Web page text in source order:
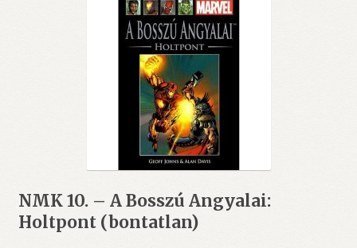
NMK 10. – A Bosszú Angyalai:
Holtpont (bontatlan)